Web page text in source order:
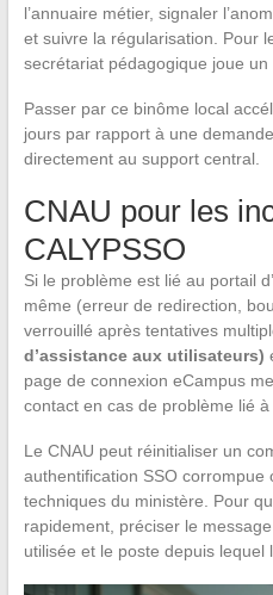
l’annuaire métier, signaler
et suivre la régularisation. Pour
secrétariat pédagogique joue un
Passer par ce binôme local
jours par rapport à une
directement au support central.
CNAU pour les
CALYPSSO
Si le problème est lié au portail
même (erreur de redirection,
verrouillé après tentatives
d’assistance aux utilisateurs)
page de connexion eCampus
contact en cas de problème lié à
Le CNAU peut réinitialiser un
authentification SSO
techniques du ministère. Pour
rapidement, préciser le
utilisée et le poste depuis lequel